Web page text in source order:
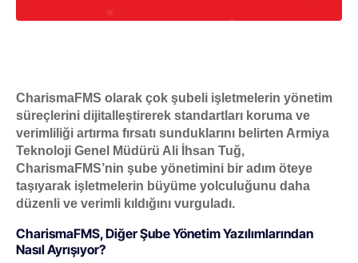
CharismaFMS olarak çok şubeli işletmelerin yönetim
süreçlerini dijitalleştirerek standartları koruma ve
verimliliği artırma fırsatı sunduklarını belirten Armiya
Teknoloji Genel Müdürü Ali İhsan Tuğ,
CharismaFMS’nin şube yönetimini bir adım öteye
taşıyarak işletmelerin büyüme yolculuğunu daha
düzenli ve verimli kıldığını vurguladı.
CharismaFMS, Diğer Şube Yönetim Yazılımlarından
Nasıl Ayrışıyor?